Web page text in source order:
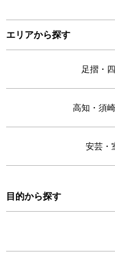
エリアから探す
足摺・
高知・須
安芸・
目的から探す